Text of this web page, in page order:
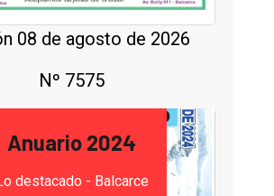
08 de agosto de 2026
Nº 7575
Anuario 2024
destacado - Balcarce